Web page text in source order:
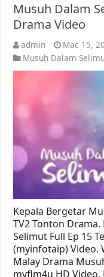
Musuh Dalam
Drama Video
admin
Mac 15,
Musuh Dalam
Kepala Bergetar
TV2 Tonton
Selimut Full Ep 15
(myinfotaip) Video.
Malay Drama
myflm4u HD